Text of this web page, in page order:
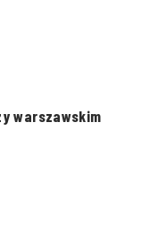
warszawskim